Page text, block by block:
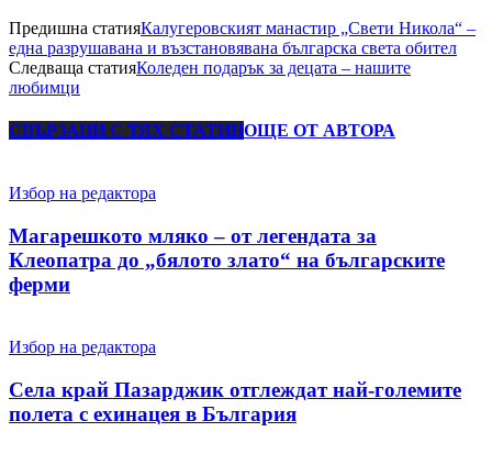
Предишна статияКалугеровският манастир „Свети Никола“ –
една разрушавана и възстановявана българска света обител
Следваща статияКоледен подарък за децата – нашите
любимци
СВЪРЗАНИ С ТЯХ СТАТИИОЩЕ ОТ АВТОРА
Избор на редактора
Магарешкото мляко – от легендата за
Клеопатра до „бялото злато“ на българските
ферми
Избор на редактора
Села край Пазарджик отглеждат най-големите
полета с ехинацея в България